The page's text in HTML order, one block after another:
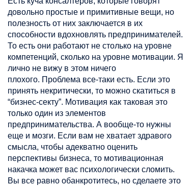
довольно простые и примитивные вещи, но
полезность от них заключается в их
способности вдохновлять предпринимателей.
То есть они работают не столько на уровне
компетенций, сколько на уровне мотивации. Я
лично не вижу в этом ничего
плохого. Проблема все-таки есть. Если это
принять некритически, то можно скатиться в
“бизнес-секту”. Мотивация как таковая это
только один из элементов
предпринимательства. А вообще-то нужны
еще и мозги. Если вам не хватает здравого
смысла, чтобы адекватно оценить
перспективы бизнеса, то мотивационная
накачка может вас психологически сломить.
Вы все равно обанкротитесь, но сделаете это